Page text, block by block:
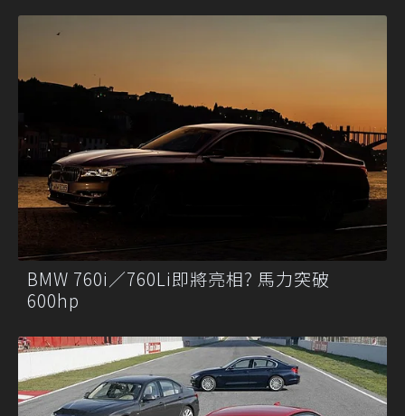
BMW 760i／760Li即將亮相? 馬力突破
600hp